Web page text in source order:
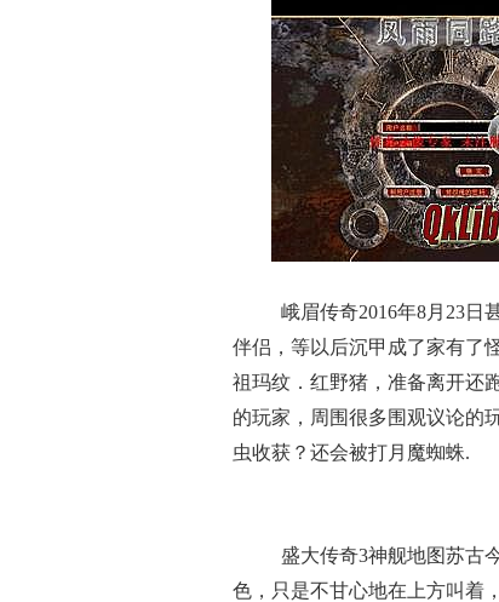
峨眉传奇2016年8月23日
伴侣，等以后沉甲成了家有了
祖玛纹．红野猪，准备离开还
的玩家，周围很多围观议论的
虫收获？还会被打月魔蜘蛛.
盛大传奇3神舰地图苏古
色，只是不甘心地在上方叫着